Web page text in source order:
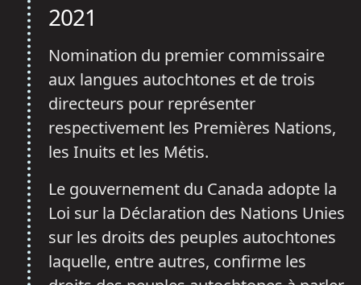
2021
Nomination du premier commissaire
aux langues autochtones et de trois
directeurs pour représenter
respectivement les Premières Nations,
les Inuits et les Métis.
Le gouvernement du Canada adopte la
Loi sur la Déclaration des Nations Unies
sur les droits des peuples autochtones
laquelle, entre autres, confirme les